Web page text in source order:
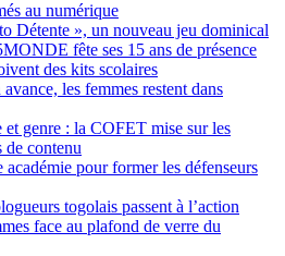
au numérique
Détente », un nouveau jeu dominical
fête ses 15 ans de présence
des kits scolaires
les femmes restent dans
et genre : la COFET mise sur les
de contenu
pour former les défenseurs
togolais passent à l’action
face au plafond de verre du